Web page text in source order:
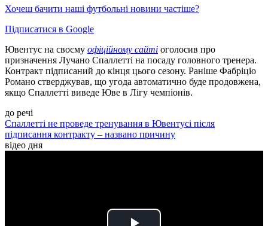
Хочеш бачити наші футбольні новини частіше?
Підписатися в Google
Ювентус на своєму офіційному сайті оголосив про
призначення Лучано Спаллетті на посаду головного тренера.
Контракт підписаний до кінця цього сезону. Раніше Фабріціо
Романо стверджував, що угода автоматично буде продовжена,
якщо Спаллетті виведе Юве в Лігу чемпіонів.
до речі
Спаллетті не проведе тренування в Ювентусі після
підписання контракту – названо причину
відео дня